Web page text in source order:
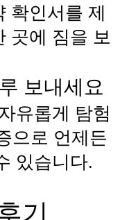
확인서를 제
곳에 짐을 보
보내세요
유롭게 탐험
으로 언제든
있습니다.
기